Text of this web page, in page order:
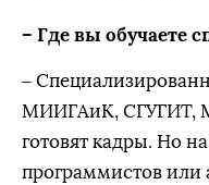
– Где вы обучаете
–
МИИГАиК, СГУГИТ,
готовят кадры. Но
программистов или